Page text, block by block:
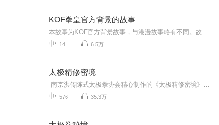
KOF拳皇官方背景的故事
14 6.5万
太极精修密境
576 35.3万